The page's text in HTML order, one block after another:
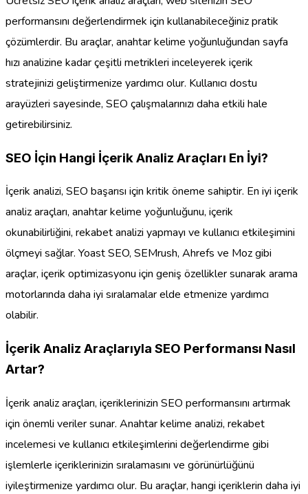
performansını değerlendirmek için kullanabileceğiniz pratik
çözümlerdir. Bu araçlar, anahtar kelime yoğunluğundan sayfa
hızı analizine kadar çeşitli metrikleri inceleyerek içerik
stratejinizi geliştirmenize yardımcı olur. Kullanıcı dostu
arayüzleri sayesinde, SEO çalışmalarınızı daha etkili hale
getirebilirsiniz.
SEO İçin Hangi İçerik Analiz Araçları En İyi?
İçerik analizi, SEO başarısı için kritik öneme sahiptir. En iyi içerik
analiz araçları, anahtar kelime yoğunluğunu, içerik
okunabilirliğini, rekabet analizi yapmayı ve kullanıcı etkileşimini
ölçmeyi sağlar. Yoast SEO, SEMrush, Ahrefs ve Moz gibi
araçlar, içerik optimizasyonu için geniş özellikler sunarak arama
motorlarında daha iyi sıralamalar elde etmenize yardımcı
olabilir.
İçerik Analiz Araçlarıyla SEO Performansı Nasıl
Artar?
İçerik analiz araçları, içeriklerinizin SEO performansını artırmak
için önemli veriler sunar. Anahtar kelime analizi, rekabet
incelemesi ve kullanıcı etkileşimlerini değerlendirme gibi
işlemlerle içeriklerinizin sıralamasını ve görünürlüğünü
iyileştirmenize yardımcı olur. Bu araçlar, hangi içeriklerin daha iyi